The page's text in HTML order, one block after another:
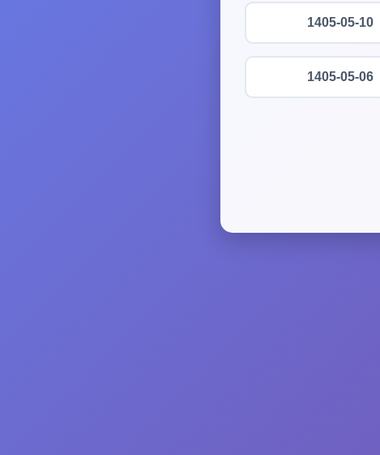
1405-05-10
1405-05-06